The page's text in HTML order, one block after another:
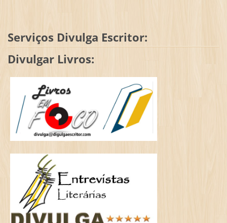
Serviços Divulga Escritor:
Divulgar Livros: